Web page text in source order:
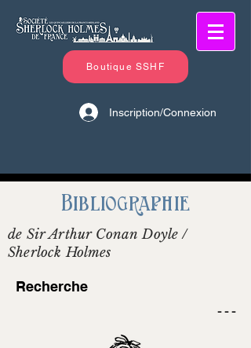
Boutique SSHF
Inscription/Connexion
Bibliographie
de Sir Arthur Conan Doyle /
Sherlock Holmes
Recherche
- - -